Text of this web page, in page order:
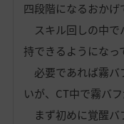
四段階になるおかげ
スキル回しの中で
持できるようになっ
必要であれば霧バ
いが、CT中で霧バ
まず初めに覚醒バ